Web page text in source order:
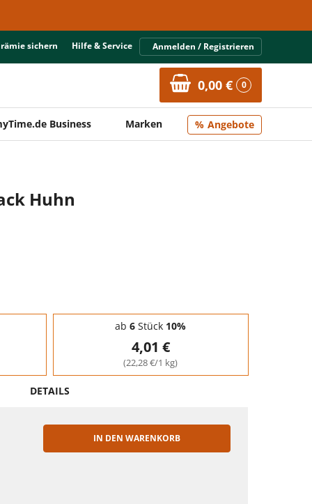
sichern Hilfe & Service Anmelden / Registrieren
0,00 € 0
Business Marken Angebote
Huhn
ab 6 Stück 10%
4,01 €
(22,28 €/1 kg)
DETAILS
IN DEN WARENKORB